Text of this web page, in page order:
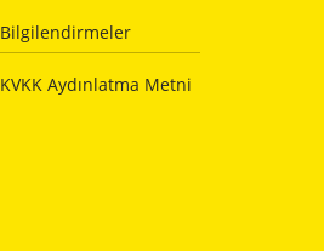
Bilgilendirmeler
KVKK Aydınlatma Metni